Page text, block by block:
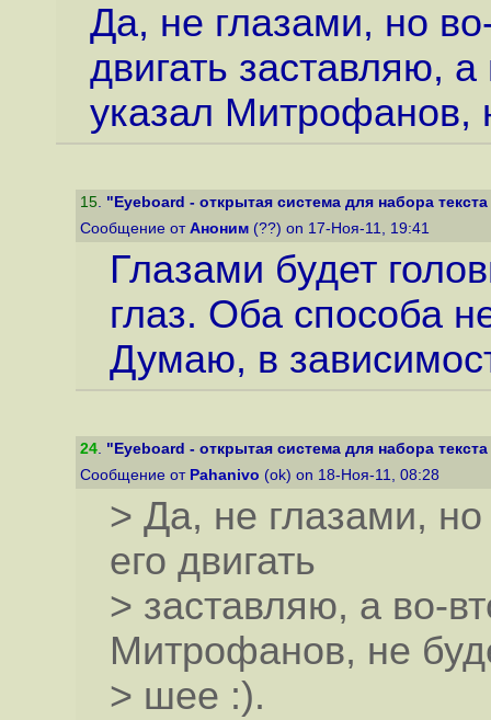
Да, не глазами, но
двигать заставляю,
указал Митрофанов,
15. "Eyeboard - открытая система для набора
Сообщение от Аноним (??) on 17-Ноя-11, 19:41
Глазами будет
глаз. Оба способа
Думаю, в
24. "Eyeboard - открытая система для набора
Сообщение от Pahanivo (ok) on 18-Ноя-11, 08:28
> Да, не глазами,
его двигать
> заставляю, а во-
Митрофанов, не
> шее :).